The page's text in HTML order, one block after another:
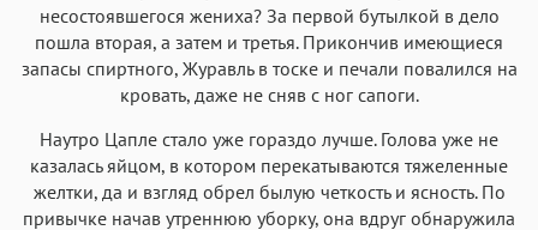
несостоявшегося жениха? За первой бутылкой в дело
пошла вторая, а затем и третья. Прикончив имеющиеся
запасы спиртного, Журавль в тоске и печали повалился на
кровать, даже не сняв с ног сапоги.
Наутро Цапле стало уже гораздо лучше. Голова уже не
казалась яйцом, в котором перекатываются тяжеленные
желтки, да и взгляд обрел былую четкость и ясность. По
привычке начав утреннюю уборку, она вдруг обнаружила